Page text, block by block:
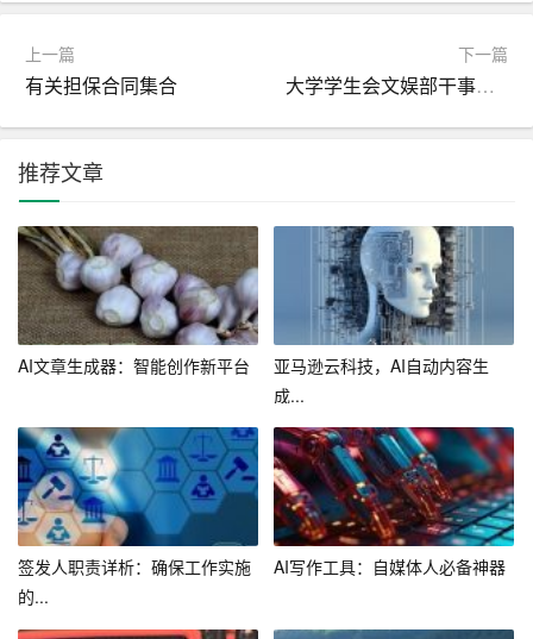
而，传统写作的挑战和难点可能阻碍了一些学生在这方面
的发展。在线生成工具可以通过提供即时反馈和辅助，帮
然而，尽管小作文在线生成工具带来了许多好处，但也存
在一些潜在的问题。例如，过度依赖这些工具可能导致写
作能力的退化。如果学生或作者过度依赖在线生成工具，
他们可能会失去独立思考和表达的能力。此外，工具生成
的文章可能缺乏深度和个性，因为它们通常是基于算法和
预设的模式来生成的。因此，在使用这些工具的同时，我
们还需要保持对传统写作的尊重和练习，确保我们的写作
能力和创造力不会因此受损。
总之，小作文在线生成工具为现代写作带来了革命性的变
化。它们使写作变得更加简单、有趣，并激发了人们的创
造力。同时，它们也可能对未来教育产生深远的影响。然
而，我们也应该警惕过度依赖这些工具可能带来的问题，
保持对传统写作的尊重和练习。只有这样，我们才能在享
上一篇
有关担保合同集合
下一篇
大学学生会文娱部干事工作总结
推荐文章
AI文章生成器：智能创作新平台
亚马逊云科技，AI自动内容生
成...
签发人职责详析：确保工作实施
的...
AI写作工具：自媒体人必备神器